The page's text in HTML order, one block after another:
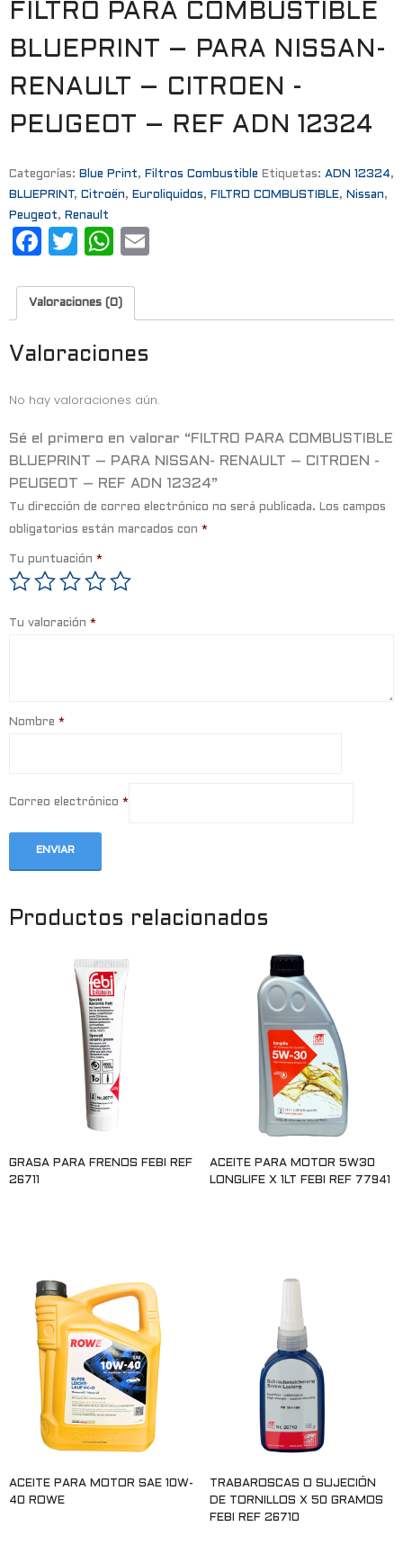
FILTRO PARA COMBUSTIBLE
BLUEPRINT – PARA NISSAN-
RENAULT – CITROEN -
PEUGEOT – REF ADN 12324
Categorías: Blue Print, Filtros Combustible Etiquetas: ADN 12324,
BLUEPRINT , Citroën, Euroliquidos, FILTRO COMBUSTIBLE, Nissan,
Peugeot, Renault
F
c
b
o
k
T
it
e
W
a
s
p
l
Valoraciones (0)
Valoraciones
No hay valoraciones aún.
Sé el primero en valorar “FILTRO PARA COMBUSTIBLE
BLUEPRINT – PARA NISSAN- RENAULT – CITROEN -
PEUGEOT – REF ADN 12324”
Tu dirección de correo electrónico no será publicada. Los campos
obligatorios están marcados con *
Tu puntuación *
Tu valoración *
Nombre *
Correo electrónico *
Productos relacionados
GRASA PARA FRENOS FEBI REF
26711
ACEITE PARA MOTOR 5W30
LONGLIFE X 1LT FEBI REF 77941
ACEITE PARA MOTOR SAE 10W-
40 ROWE
TRABAROSCAS O SUJECIÓN
DE TORNILLOS X 50 GRAMOS
FEBI REF 26710